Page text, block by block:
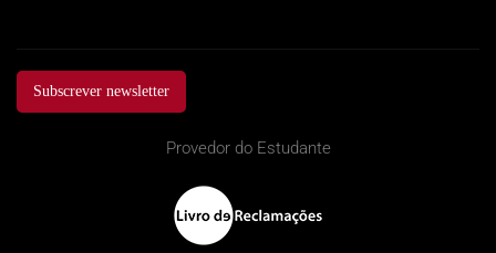
Subscrever newsletter
Provedor do Estudante